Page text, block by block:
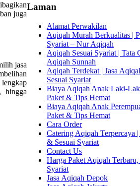
juga
jasa
hingga
Laman
Alamat Perwakilan
Aqiqah Murah Berkualitas |
Syariat – Nur Aqiqah
Aqiqah Sesuai Syariat | Tata
Aqiqah Sunnah
Aqiqah Terdekat | Jasa
Sesuai Syariat
Biaya Aqiqah Anak Laki-
Paket & Tips Hemat
Biaya Aqiqah Anak
Paket & Tips Hemat
Cara Order
Catering Aqiqah Terpercaya
& Sesuai Syariat
Contact Us
Harga Paket Aqiqah
Syariat
Jasa Aqiqah Depok